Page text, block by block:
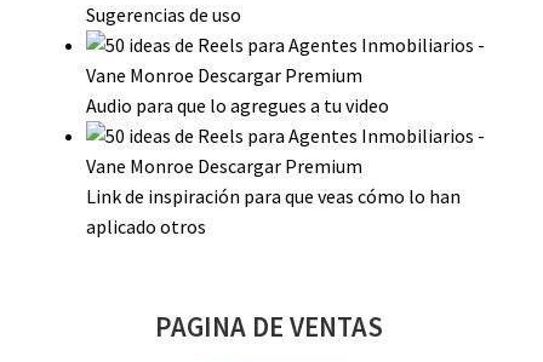
Sugerencias de uso
Audio para que lo agregues a tu video
Link de inspiración para que veas cómo lo han
aplicado otros
PAGINA DE VENTAS